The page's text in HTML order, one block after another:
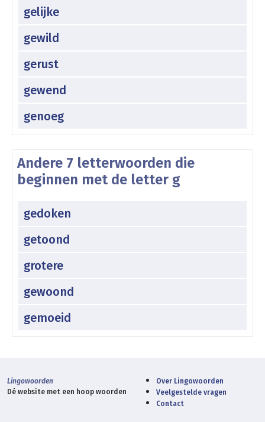
gelijke
gewild
gerust
gewend
genoeg
Andere 7 letterwoorden die
beginnen met de letter g
gedoken
getoond
grotere
gewoond
gemoeid
Lingowoorden
Dé website met een hoop woorden
Over Lingowoorden
Veelgestelde vragen
Contact